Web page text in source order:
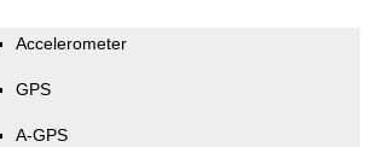
Accelerometer
GPS
A-GPS